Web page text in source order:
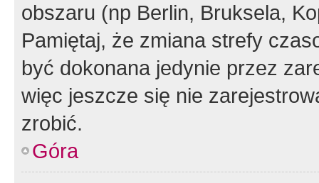
obszaru (np Berlin, Bruksela,
Pamiętaj, że zmiana strefy
być dokonana jedynie przez
więc jeszcze się nie
zrobić.
Góra